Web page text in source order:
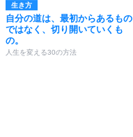
生き方
自分の道は、最初からあるもの
ではなく、切り開いていくも
の。
人生を変える30の方法